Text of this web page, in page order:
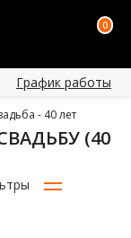
0
График работы
- 40 лет
(40